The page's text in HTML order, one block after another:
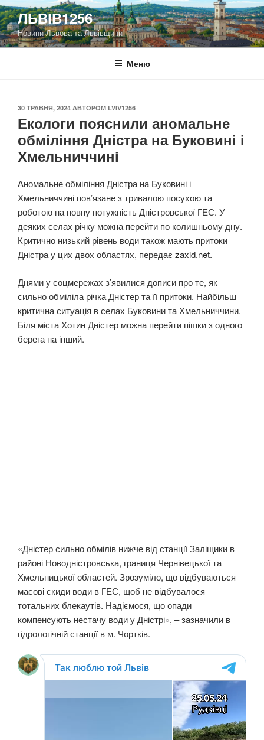
Перейти
до
вмісту
ЛЬВІВ1256
Новини Львова та Львівщини
Меню
ОПУБЛІКОВАНО
30 ТРАВНЯ, 2024 АВТОРОМ LVIV1256
Екологи пояснили аномальне
обміління Дністра на Буковині і
Хмельниччині
Аномальне обміління Дністра на Буковині і
Хмельниччині пов’язане з тривалою посухою та
роботою на повну потужність Дністровської ГЕС. У
деяких селах річку можна перейти по колишньому дну.
Критично низький рівень води також мають притоки
Дністра у цих двох областях, передає zaxid.net.
Днями у соцмережах з’явилися дописи про те, як
сильно обміліла річка Дністер та її притоки. Найбільш
критична ситуація в селах Буковини та Хмельниччини.
Біля міста Хотин Дністер можна перейти пішки з одного
берега на інший.
«Дністер сильно обмілів нижче від станції Заліщики в
районі Новодністровська, границя Чернівецької та
Хмельницької областей. Зрозуміло, що відбуваються
масові скиди води в ГЕС, щоб не відбувалося
тотальних блекаутів. Надіємося, що опади
компенсують нестачу води у Дністрі», – зазначили в
гідрологічній станції в м. Чортків.